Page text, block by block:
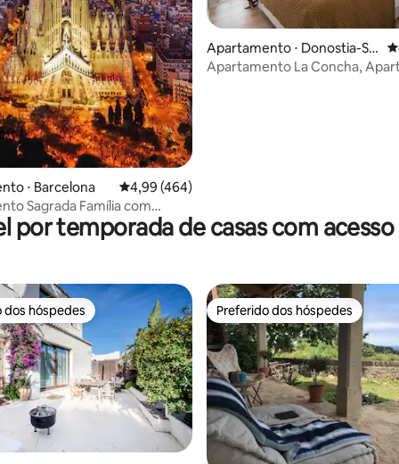
de 5, 159 avaliações
⋅ Barcelona 4,99 de uma avaliação média de 5, 464
4,99 (464)
Sagrada Família com
Sa...
Apartamento ⋅ Donostia-Sa
n Sebastian
Apartamento La Concha,
por temporada de casas com acesso
dos hóspedes
dos hóspedes Preferido dos hóspedes
Preferido dos hóspedes